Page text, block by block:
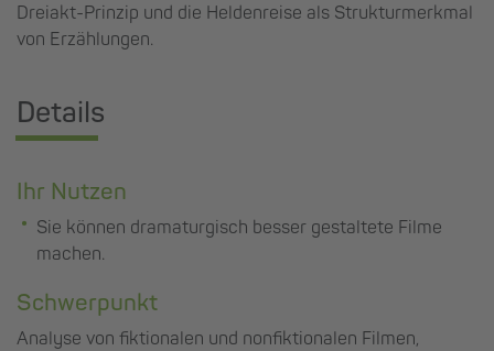
Dreiakt-Prinzip und die Heldenreise als Strukturmerkmal
von Erzählungen.
Details
Ihr Nutzen
Sie können dramaturgisch besser gestaltete Filme
machen.
Schwerpunkt
Analyse von fiktionalen und nonfiktionalen Filmen,